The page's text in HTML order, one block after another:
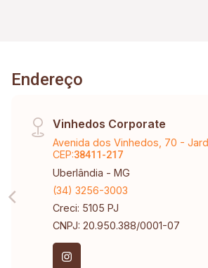
Endereço
Vinhedos Corporate
Avenida dos Vinhedos, 70 -
CEP:38411-217
Uberlândia - MG
(34) 3256-3003
Creci: 5105 PJ
CNPJ: 20.950.388/0001-07